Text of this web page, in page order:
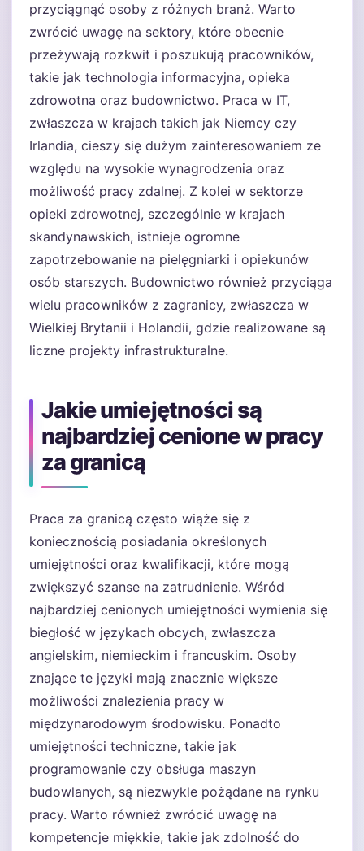
przyciągnąć osoby z różnych branż. Warto
zwrócić uwagę na sektory, które obecnie
przeżywają rozkwit i poszukują pracowników,
takie jak technologia informacyjna, opieka
zdrowotna oraz budownictwo. Praca w IT,
zwłaszcza w krajach takich jak Niemcy czy
Irlandia, cieszy się dużym zainteresowaniem ze
względu na wysokie wynagrodzenia oraz
możliwość pracy zdalnej. Z kolei w sektorze
opieki zdrowotnej, szczególnie w krajach
skandynawskich, istnieje ogromne
zapotrzebowanie na pielęgniarki i opiekunów
osób starszych. Budownictwo również przyciąga
wielu pracowników z zagranicy, zwłaszcza w
Wielkiej Brytanii i Holandii, gdzie realizowane są
liczne projekty infrastrukturalne.
Jakie umiejętności są
najbardziej cenione w pracy
za granicą
Praca za granicą często wiąże się z
koniecznością posiadania określonych
umiejętności oraz kwalifikacji, które mogą
zwiększyć szanse na zatrudnienie. Wśród
najbardziej cenionych umiejętności wymienia się
biegłość w językach obcych, zwłaszcza
angielskim, niemieckim i francuskim. Osoby
znające te języki mają znacznie większe
możliwości znalezienia pracy w
międzynarodowym środowisku. Ponadto
umiejętności techniczne, takie jak
programowanie czy obsługa maszyn
budowlanych, są niezwykle pożądane na rynku
pracy. Warto również zwrócić uwagę na
kompetencje miękkie, takie jak zdolność do